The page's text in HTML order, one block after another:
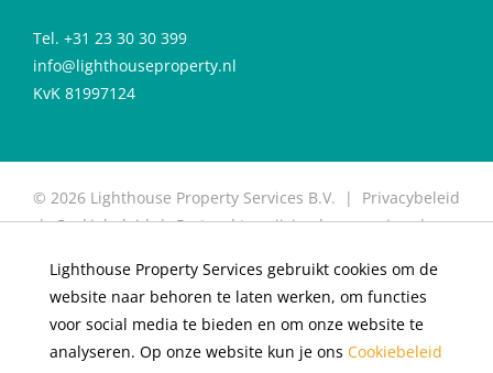
Lighthouse Property Services gebruikt cookies om de
website naar behoren te laten werken, om functies
voor social media te bieden en om onze website te
analyseren. Op onze website kun je ons Cookiebeleid
Tel. +31 23 30 30 399
info@lighthouseproperty.nl
KvK 81997124
© 2026 Lighthouse Property Services B.V. | Privacybeleid
|Cookiebeleid|Protocol toewijzing huurwoning|
door OGonline
Huren in De Meester
Appartementen in Haarlem